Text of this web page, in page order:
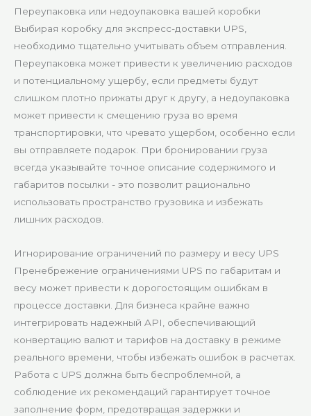
Переупаковка или недоупаковка вашей коробки
Выбирая коробку для экспресс-доставки UPS,
необходимо тщательно учитывать объем отправления.
Переупаковка может привести к увеличению расходов
и потенциальному ущербу, если предметы будут
слишком плотно прижаты друг к другу, а недоупаковка
может привести к смещению груза во время
транспортировки, что чревато ущербом, особенно если
вы отправляете подарок. При бронировании груза
всегда указывайте точное описание содержимого и
габаритов посылки - это позволит рационально
использовать пространство грузовика и избежать
лишних расходов.
Игнорирование ограничений по размеру и весу UPS
Пренебрежение ограничениями UPS по габаритам и
весу может привести к дорогостоящим ошибкам в
процессе доставки. Для бизнеса крайне важно
интегрировать надежный API, обеспечивающий
конвертацию валют и тарифов на доставку в режиме
реального времени, чтобы избежать ошибок в расчетах.
Работа с UPS должна быть беспроблемной, а
соблюдение их рекомендаций гарантирует точное
заполнение форм, предотвращая задержки и